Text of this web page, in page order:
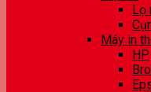
Lọ
Máy in
HP